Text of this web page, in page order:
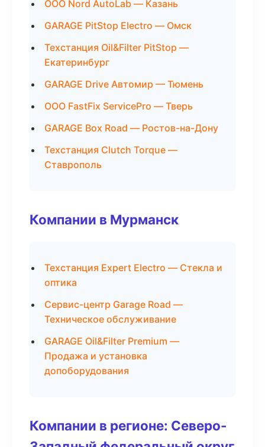
ООО Nord AutoLab — Казань
GARAGE PitStop Electro — Омск
Техстанция Oil&Filter PitStop —
Екатеринбург
GARAGE Drive Автомир — Тюмень
ООО FastFix ServicePro — Тверь
GARAGE Box Road — Ростов-на-Дону
Техстанция Clutch Torque —
Ставрополь
Компании в Мурманск
Техстанция Expert Electro — Стекла и
оптика
Сервис-центр Garage Road —
Техническое обслуживание
GARAGE Oil&Filter Premium —
Продажа и установка
допоборудования
Компании в регионе: Северо-